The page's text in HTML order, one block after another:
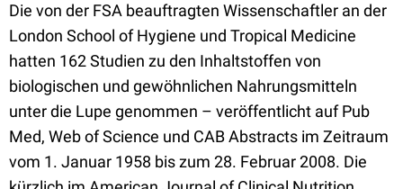
Die von der FSA beauftragten Wissenschaftler an der
London School of Hygiene und Tropical Medicine
hatten 162 Studien zu den Inhaltstoffen von
biologischen und gewöhnlichen Nahrungsmitteln
unter die Lupe genommen – veröffentlicht auf Pub
Med, Web of Science und CAB Abstracts im Zeitraum
vom 1. Januar 1958 bis zum 28. Februar 2008. Die